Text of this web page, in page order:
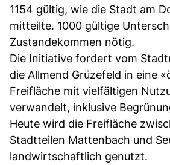
1154 gültig, wie die Stadt am
mitteilte. 1000 gültige
Zustandekommen nötig.
Die Initiative fordert vom
die Allmend Grüzefeld in eine
Freifläche mit vielfältigen
verwandelt, inklusive
Heute wird die Freifläche
Stadtteilen Mattenbach und
landwirtschaftlich genutzt.